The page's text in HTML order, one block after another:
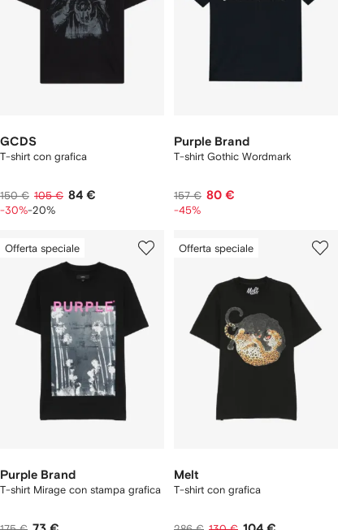
GCDS
T-shirt con grafica
150 € 105 € 84 €
-30%-20%
Purple Brand
T-shirt Gothic Wordmark
157 € 80 €
-45%
Offerta speciale
Purple Brand
T-shirt Mirage con stampa grafica
Offerta speciale
Melt
T-shirt con grafica